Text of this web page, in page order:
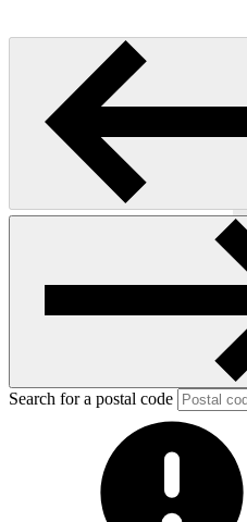
Previous
Search for a postal code